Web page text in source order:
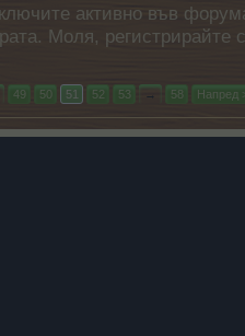
активно във
Моля,
49 50 51 52 53 → 58 Напред